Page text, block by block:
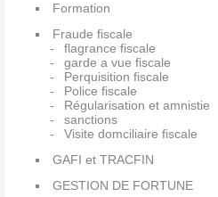
Formation
Fraude fiscale
flagrance fiscale
garde a vue fiscale
Perquisition fiscale
Police fiscale
Régularisation et amnistie
sanctions
Visite domciliaire fiscale
GAFI et TRACFIN
GESTION DE FORTUNE